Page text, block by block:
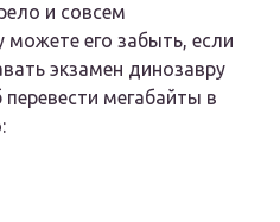
и совсем
можете его забыть, если
экзамен динозавру
мегабайты в